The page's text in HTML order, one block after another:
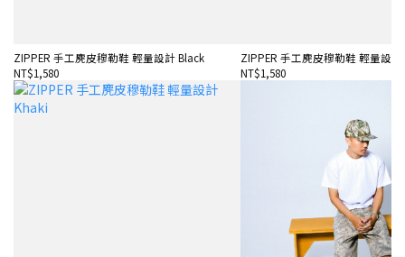
ZIPPER 手工麂皮穆勒鞋 輕量設計 Black
NT$1,580
ZIPPER 手工麂皮穆勒鞋 輕量設
NT$1,580